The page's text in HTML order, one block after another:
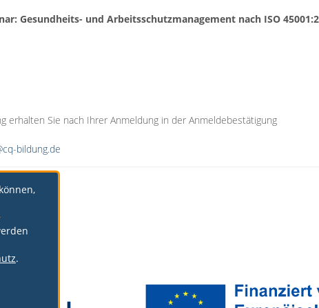
Gesundheits- und Arbeitsschutzmanagement nach ISO
erhalten Sie nach Ihrer Anmeldung in der Anmeldebestätigung
bildung.de
.